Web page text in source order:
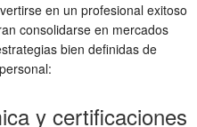
en un profesional exitoso
consolidarse en mercados
bien definidas de
y certificaciones